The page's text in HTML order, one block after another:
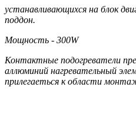
устанавливающихся на блок
поддон.
Мощность - 300W
Контактные подогреватели
аллюминий нагревательный
прилегаеться к области